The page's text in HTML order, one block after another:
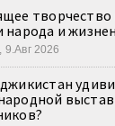
творчество
народа и
9.Авг 2026